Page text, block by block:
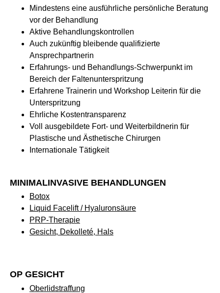
Mindestens eine ausführliche persönliche Beratung
vor der Behandlung
Aktive Behandlungskontrollen
Auch zukünftig bleibende qualifizierte
Ansprechpartnerin
Erfahrungs- und Behandlungs-Schwerpunkt im
Bereich der Faltenunterspritzung
Erfahrene Trainerin und Workshop Leiterin für die
Unterspritzung
Ehrliche Kostentransparenz
Voll ausgebildete Fort- und Weiterbildnerin für
Plastische und Ästhetische Chirurgen
Internationale Tätigkeit
MINIMALINVASIVE BEHANDLUNGEN
Botox
Liquid Facelift / Hyaluronsäure
PRP-Therapie
Gesicht, Dekolleté, Hals
OP GESICHT
Oberlidstraffung